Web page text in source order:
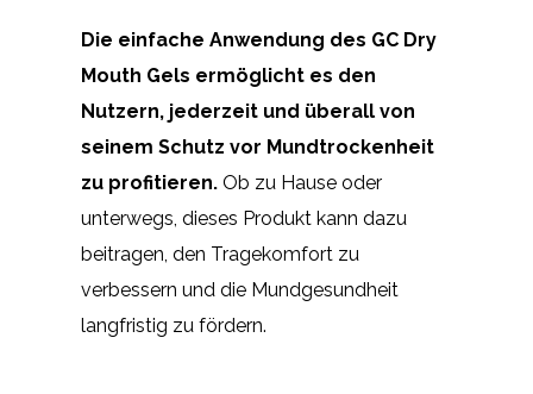
Die einfache Anwendung des GC Dry
Mouth Gels ermöglicht es den
Nutzern, jederzeit und überall von
seinem Schutz vor Mundtrockenheit
zu profitieren. Ob zu Hause oder
unterwegs, dieses Produkt kann dazu
beitragen, den Tragekomfort zu
verbessern und die Mundgesundheit
langfristig zu fördern.